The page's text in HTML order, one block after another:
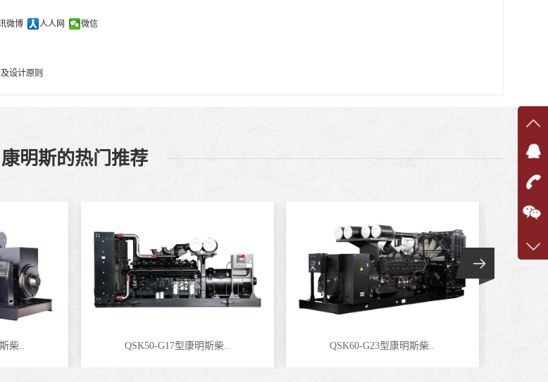
微博 人人网 微信
设计原则
康明斯的热门推荐
柴.. QSK50-G17型康明斯柴.. QSK60-G23型康明斯柴..
在线
在
咨询
客服